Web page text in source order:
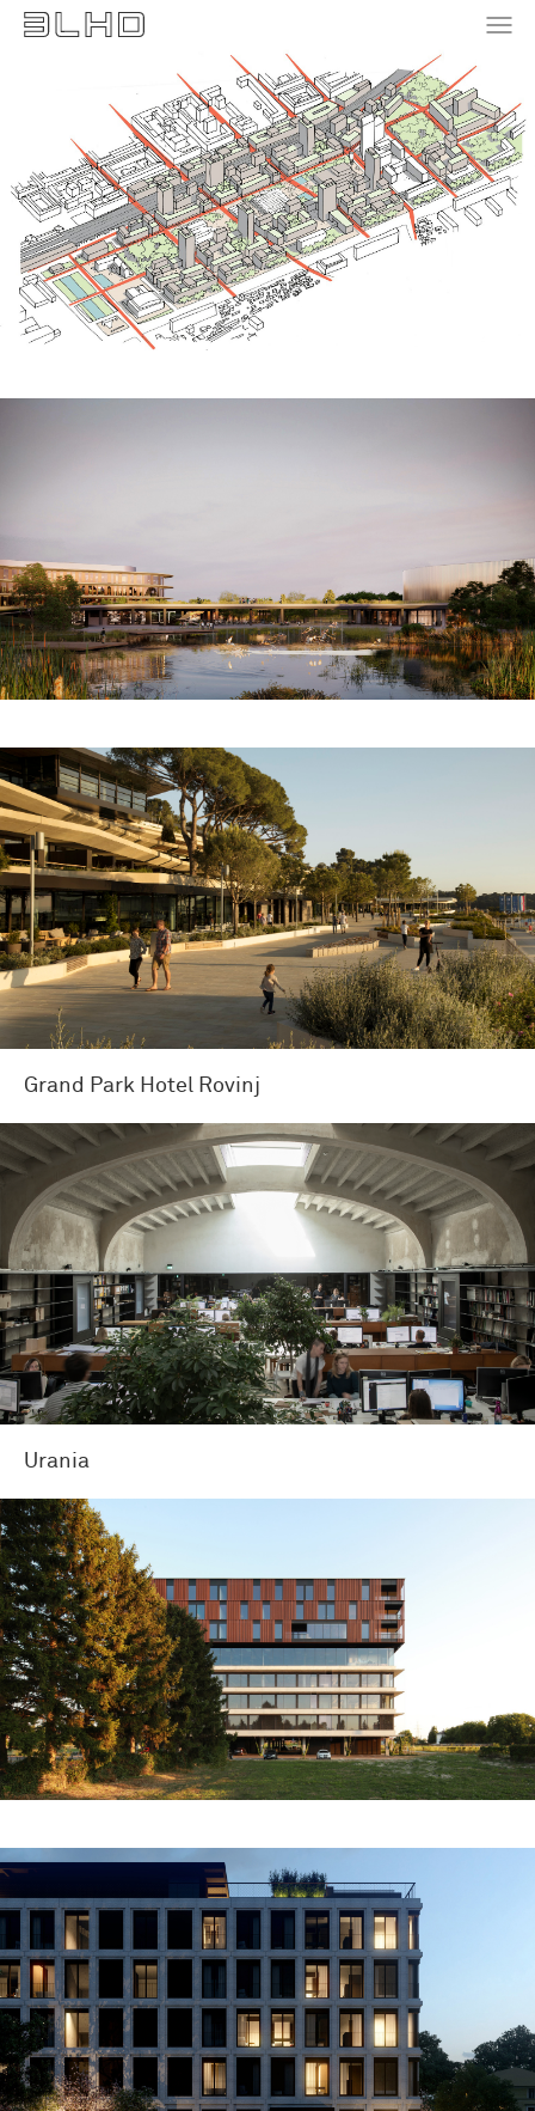
Grand Park Hotel Rovinj
Urania